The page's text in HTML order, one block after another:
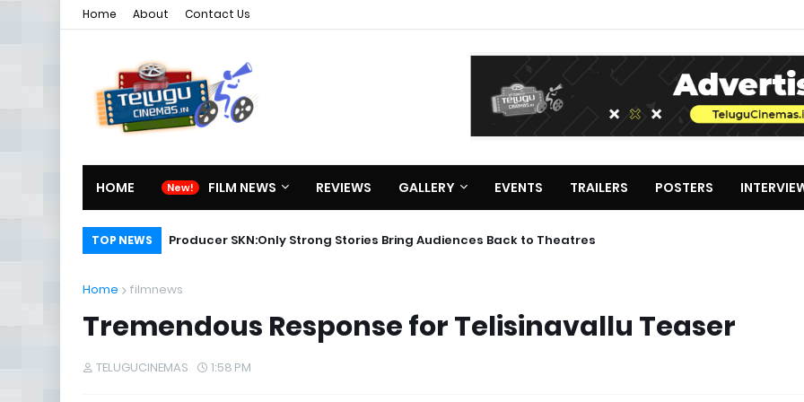
Home About Contact Us
HOME FILM NEWS REVIEWS GALLERY EVENTS TRAILERS POSTERS
TOP NEWS Producer SKN:Only Strong Stories Bring Audiences Back to Theatres
Home filmnews
Tremendous Response for Telisinavallu Teaser
TELUGUCINEMAS 1:58 PM